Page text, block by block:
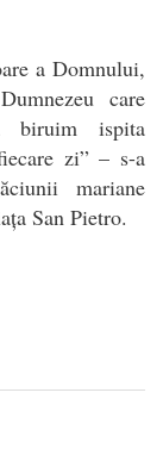
a Domnului,
care
biruim ispita
zi” – s-a
mariane
San Pietro.